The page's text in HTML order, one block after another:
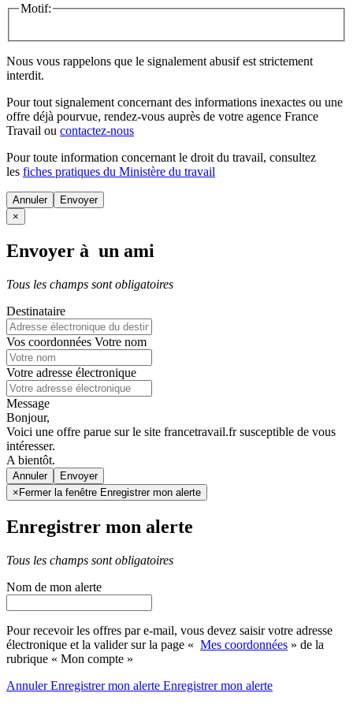
Motif:
Nous vous rappelons que le signalement abusif est strictement
interdit.
Pour tout signalement concernant des informations inexactes ou une
offre déjà pourvue, rendez-vous auprès de votre agence France
Travail ou contactez-nous
Pour toute information concernant le droit du travail, consultez
les fiches pratiques du Ministère du travail
Annuler
×
Envoyer à un ami
Tous les champs sont obligatoires
Destinataire
Vos coordonnées Votre nom
Votre adresse électronique
Message
Bonjour,
Voici une offre parue sur le site francetravail.fr susceptible de vous
intéresser.
A bientôt.
Annuler
× Fermer la fenêtre Enregistrer mon alerte
Enregistrer mon alerte
Tous les champs sont obligatoires
Nom de mon alerte
Pour recevoir les offres par e-mail, vous devez saisir votre adresse
électronique et la valider sur la page « Mes coordonnées » de la
rubrique « Mon compte »
AnnulerEnregistrer mon alerte Enregistrermon alerte